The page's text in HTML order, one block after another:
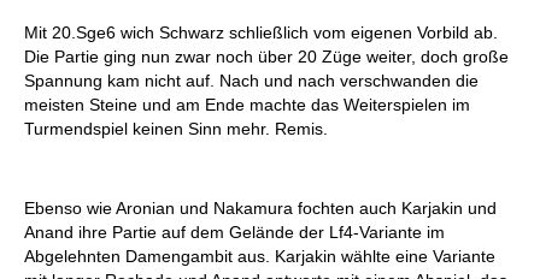
Mit 20.Sge6 wich Schwarz schließlich vom eigenen Vorbild ab.
Die Partie ging nun zwar noch über 20 Züge weiter, doch große
Spannung kam nicht auf. Nach und nach verschwanden die
meisten Steine und am Ende machte das Weiterspielen im
Turmendspiel keinen Sinn mehr. Remis.
Ebenso wie Aronian und Nakamura fochten auch Karjakin und
Anand ihre Partie auf dem Gelände der Lf4-Variante im
Abgelehnten Damengambit aus. Karjakin wählte eine Variante